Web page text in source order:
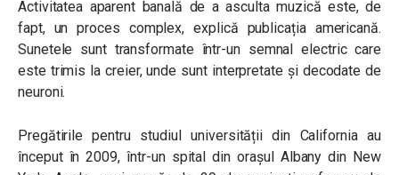
Activitatea aparent banală de a asculta muzică este, de
fapt, un proces complex, explică publicația americană.
Sunetele sunt transformate într-un semnal electric care
este trimis la creier, unde sunt interpretate și decodate de
neuroni.
Pregătirile pentru studiul universității din California au
început în 2009, într-un spital din orașul Albany din New